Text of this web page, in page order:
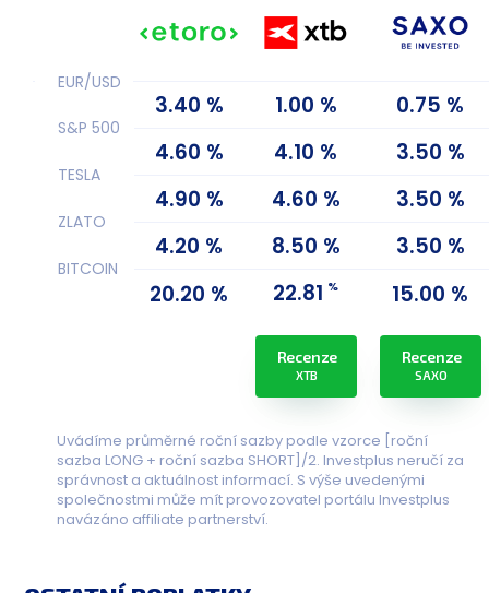
EUR/USD
3.40 % 1.00 % 0.75 %
S&P 500
4.60 % 4.10 % 3.50 %
TESLA
4.90 % 4.60 % 3.50 %
ZLATO
4.20 % 8.50 % 3.50 %
BITCOIN
20.20 % 22.81 % 15.00 %
Recenze
XTB
Recenze
SAXO
Uvádíme průměrné roční sazby podle vzorce [roční
sazba LONG + roční sazba SHORT]/2. Investplus neručí za
správnost a aktuálnost informací. S výše uvedenými
společnostmi může mít provozovatel portálu Investplus
navázáno affiliate partnerství.